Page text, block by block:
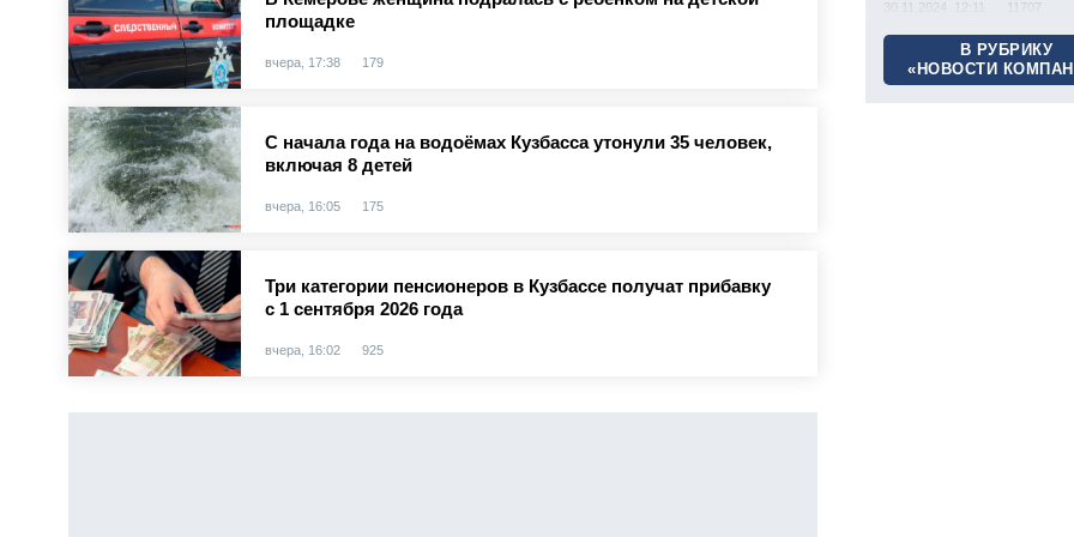
площадке
вчера, 17:38 179
С начала года на водоёмах Кузбасса утонули 35 человек,
включая 8 детей
вчера, 16:05 175
Три категории пенсионеров в Кузбассе получат прибавку
с 1 сентября 2026 года
вчера, 16:02 925
30.11.2024 12:11 11707
В РУБРИКУ
«НОВОСТИ